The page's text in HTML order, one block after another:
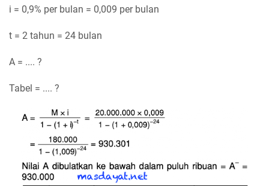
i = 0,9% per bulan = 0,009 per bulan
t = 2 tahun = 24 bulan
A = .... ?
Tabel = .... ?